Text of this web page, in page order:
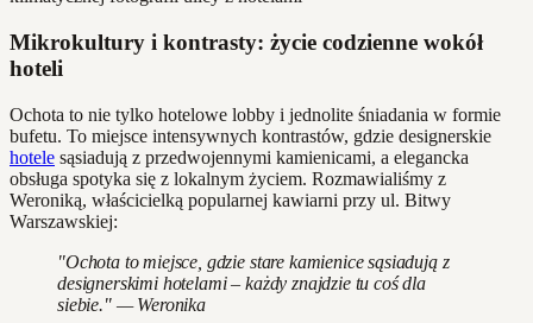
Mikrokultury i kontrasty: życie codzienne wokół
hoteli
Ochota to nie tylko hotelowe lobby i jednolite śniadania w formie
bufetu. To miejsce intensywnych kontrastów, gdzie designerskie
hotele sąsiadują z przedwojennymi kamienicami, a elegancka
obsługa spotyka się z lokalnym życiem. Rozmawialiśmy z
Weroniką, właścicielką popularnej kawiarni przy ul. Bitwy
Warszawskiej:
"Ochota to miejsce, gdzie stare kamienice sąsiadują z
designerskimi hotelami – każdy znajdzie tu coś dla
siebie." — Weronika